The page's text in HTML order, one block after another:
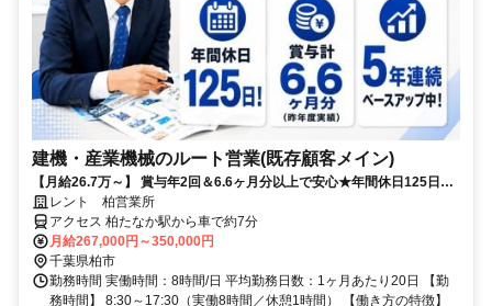
建機・産業機械のルート営業(既存顧客メイン)
【月給26.7万～】 賞与年2回＆6.6ヶ月分以上で安心★年間休日125日★
安心の充実福利厚生★残業少なめ！
レント 柏営業所
アクセス 柏たなか駅から車で約7分
月給267,000円～350,000円
千葉県柏市
勤務時間 実働時間：8時間/日 平均勤務日数：1ヶ月あたり20日 【勤
務時間】 8:30～17:30（実働8時間／休憩1時間） 【働き方の特徴】